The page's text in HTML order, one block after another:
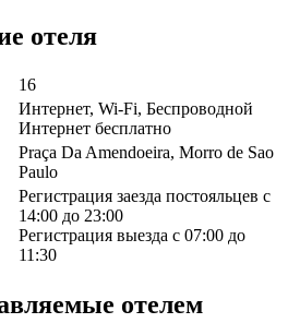
отеля
16
Интернет, Wi-Fi, Беспроводной
Интернет бесплатно
Praça Da Amendoeira, Morro de Sao
Paulo
Регистрация заезда постояльцев с
14:00 до 23:00
Регистрация выезда с 07:00 до
11:30
отелем